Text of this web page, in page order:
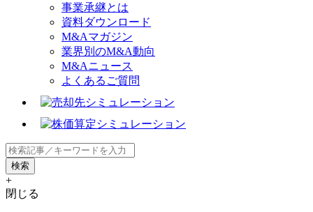
事業承継とは
資料ダウンロード
M&Aマガジン
業界別のM&A動向
M&Aニュース
よくあるご質問
+
閉じる